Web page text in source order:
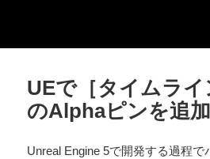
UEで［タイムライ
のAlphaピンを追
Unreal Engine 5で開発する過程で